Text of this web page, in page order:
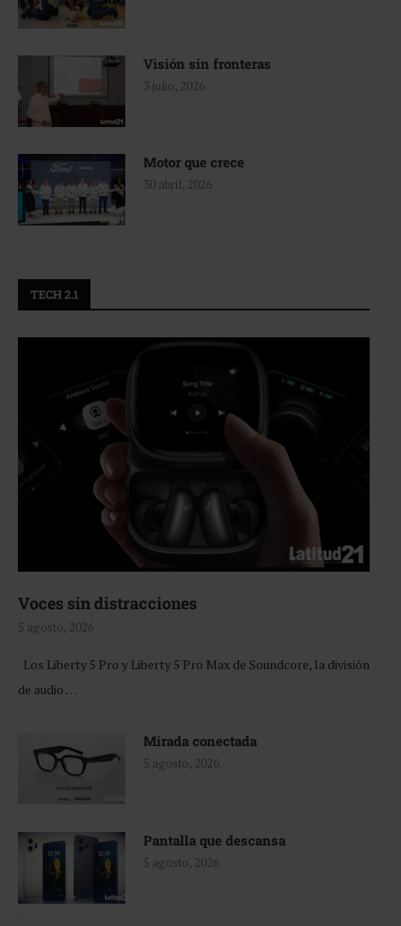
Visión sin fronteras
3 julio, 2026
Motor que crece
30 abril, 2026
TECH 2.1
Voces sin distracciones
5 agosto, 2026
Los Liberty 5 Pro y Liberty 5 Pro Max de Soundcore, la división
de audio …
Mirada conectada
5 agosto, 2026
Pantalla que descansa
5 agosto, 2026